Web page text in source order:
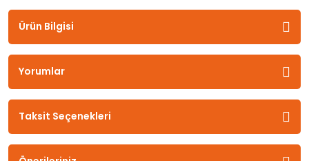
Ürün Bilgisi
Yorumlar
Taksit Seçenekleri